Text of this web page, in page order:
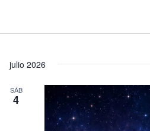
julio 2026
SÁB
4